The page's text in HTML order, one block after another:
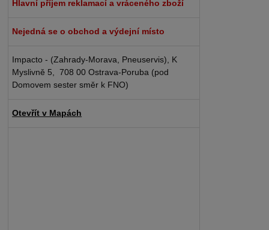
Hlavní příjem reklamací a vráceného zboží
Nejedná se o obchod a výdejní místo
Impacto - (Zahrady-Morava, Pneuservis), K
Myslivně 5, 708 00 Ostrava-Poruba (pod
Domovem sester směr k FNO)
Otevřít v Mapách